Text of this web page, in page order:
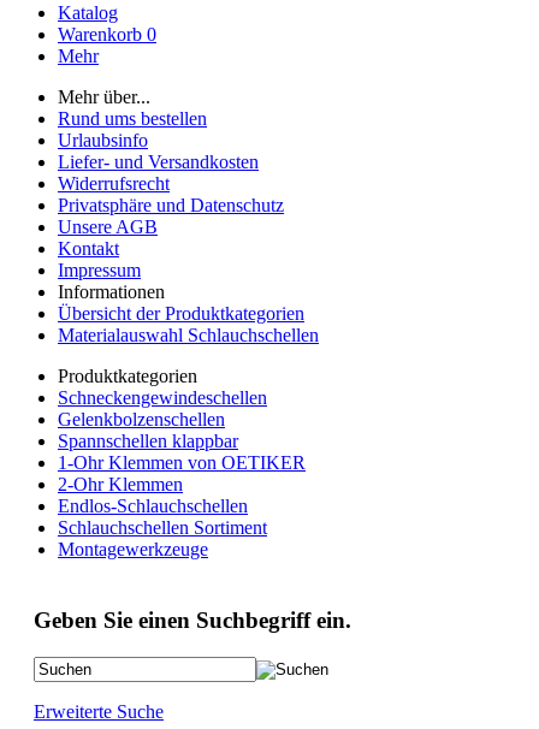
Katalog
Warenkorb 0
Mehr
Mehr über...
Rund ums bestellen
Urlaubsinfo
Liefer- und Versandkosten
Widerrufsrecht
Privatsphäre und Datenschutz
Unsere AGB
Kontakt
Impressum
Informationen
Übersicht der Produktkategorien
Materialauswahl Schlauchschellen
Produktkategorien
Schneckengewindeschellen
Gelenkbolzenschellen
Spannschellen klappbar
1-Ohr Klemmen von OETIKER
2-Ohr Klemmen
Endlos-Schlauchschellen
Schlauchschellen Sortiment
Montagewerkzeuge
Geben Sie einen Suchbegriff ein.
Erweiterte Suche